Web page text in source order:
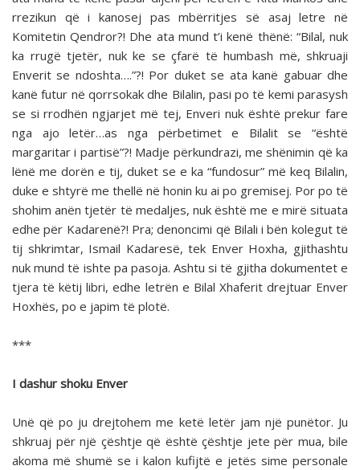
rrezikun që i kanosej pas mbërritjes së asaj letre në
Komitetin Qendror?! Dhe ata mund t’i kenë thënë: “Bilal, nuk
ka rrugë tjetër, nuk ke se çfarë të humbash më, shkruaji
Enverit se ndoshta….”?! Por duket se ata kanë gabuar dhe
kanë futur në qorrsokak dhe Bilalin, pasi po të kemi parasysh
se si rrodhën ngjarjet më tej, Enveri nuk është prekur fare
nga ajo letër…as nga përbetimet e Bilalit se “është
margaritar i partisë”?! Madje përkundrazi, me shënimin që ka
lënë me dorën e tij, duket se e ka “fundosur” më keq Bilalin,
duke e shtyrë me thellë në honin ku ai po gremisej. Por po të
shohim anën tjetër të medaljes, nuk është me e mirë situata
edhe për Kadarenë?! Pra; denoncimi që Bilali i bën kolegut të
tij shkrimtar, Ismail Kadaresë, tek Enver Hoxha, gjithashtu
nuk mund të ishte pa pasoja. Ashtu si të gjitha dokumentet e
tjera të këtij libri, edhe letrën e Bilal Xhaferit drejtuar Enver
Hoxhës, po e japim të plotë.
***
I dashur shoku Enver
Unë që po ju drejtohem me ketë letër jam një punëtor. Ju
shkruaj për një çështje që është çështje jete për mua, bile
akoma më shumë se i kalon kufijtë e jetës sime personale